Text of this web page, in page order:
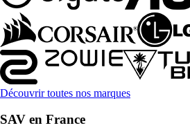
Découvrir toutes nos marques
SAV en France